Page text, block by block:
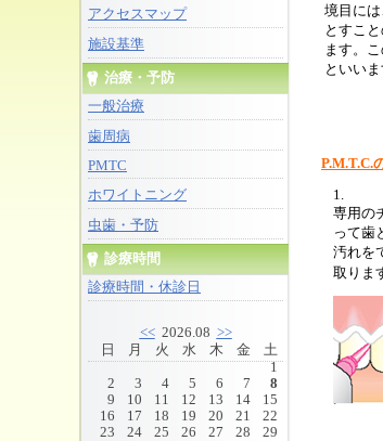
アクセスマップ
施設基準
治療・予防
一般治療
歯周病
PMTC
ホワイトニング
虫歯・予防
診療時間
診療時間・休診日
<<2026.08 >>
日
2
9
16
23
月
3
10
17
24
火
4
11
18
25
水
5
12
19
26
木
6
13
20
27
金
7
14
21
28
土
1
8
15
22
29
境目に
とすこ
ます。
といいま
P.M.T.C.
1.
専用の
って歯
汚れを
取りま